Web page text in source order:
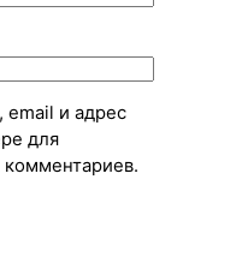
email и адрес
для